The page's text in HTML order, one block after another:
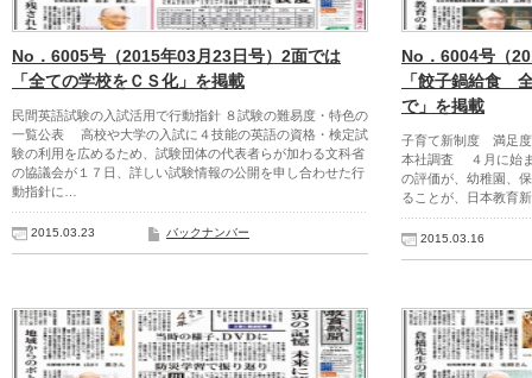
No．6005号（2015年03月23日号）2面では
「全ての学校をＣＳ化」を掲載
民間英語試験の入試活用で行動指針 ８試験の難易度・特色の
一覧公表 高校や大学の入試に４技能の英語の資格・検定試
験の利用を広めるため、試験団体の代表者らが加わる文科省
の協議会が１７日、詳しい試験情報の公開を申し合わせた行
動指針に…
2015.03.23 バックナンバー
No．6004号（
「餃子鍋給食
で」を掲載
子育て新制度 満足度
本社調査 ４月に始ま
の評価が、幼稚園、
ることが、日本教育
2015.03.16